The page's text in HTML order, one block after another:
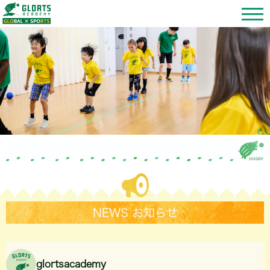
NEWS お知らせ
glortsacademy